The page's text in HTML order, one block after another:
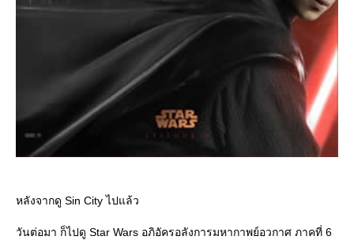
หลังจากดู Sin City ไปแล้ว
วันต่อมา ก็ไปดู Star Wars อภิอัครอลังการมหากาพย์อวกาศ ภาคที่ 6